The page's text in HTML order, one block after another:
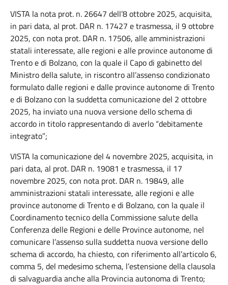
VISTA la nota prot. n. 26647 dell’8 ottobre 2025, acquisita,
in pari data, al prot. DAR n. 17427 e trasmessa, il 9 ottobre
2025, con nota prot. DAR n. 17506, alle amministrazioni
statali interessate, alle regioni e alle province autonome di
Trento e di Bolzano, con la quale il Capo di gabinetto del
Ministro della salute, in riscontro all’assenso condizionato
formulato dalle regioni e dalle province autonome di Trento
e di Bolzano con la suddetta comunicazione del 2 ottobre
2025, ha inviato una nuova versione dello schema di
accordo in titolo rappresentando di averlo “debitamente
integrato”;
VISTA la comunicazione del 4 novembre 2025, acquisita, in
pari data, al prot. DAR n. 19081 e trasmessa, il 17
novembre 2025, con nota prot. DAR n. 19849, alle
amministrazioni statali interessate, alle regioni e alle
province autonome di Trento e di Bolzano, con la quale il
Coordinamento tecnico della Commissione salute della
Conferenza delle Regioni e delle Province autonome, nel
comunicare l’assenso sulla suddetta nuova versione dello
schema di accordo, ha chiesto, con riferimento all’articolo 6,
comma 5, del medesimo schema, l’estensione della clausola
di salvaguardia anche alla Provincia autonoma di Trento;